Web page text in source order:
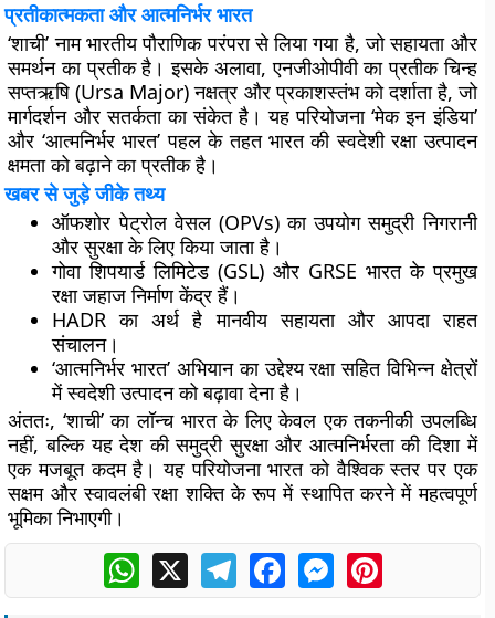
प्रतीकात्मकता और आत्मनिर्भर भारत
‘शाची’ नाम भारतीय पौराणिक परंपरा से लिया गया है, जो सहायता और
समर्थन का प्रतीक है। इसके अलावा, एनजीओपीवी का प्रतीक चिन्ह
सप्तऋषि (Ursa Major) नक्षत्र और प्रकाशस्तंभ को दर्शाता है, जो
मार्गदर्शन और सतर्कता का संकेत है। यह परियोजना ‘मेक इन इंडिया’
और ‘आत्मनिर्भर भारत’ पहल के तहत भारत की स्वदेशी रक्षा उत्पादन
क्षमता को बढ़ाने का प्रतीक है।
खबर से जुड़े जीके तथ्य
ऑफशोर पेट्रोल वेसल (OPVs) का उपयोग समुद्री निगरानी
और सुरक्षा के लिए किया जाता है।
गोवा शिपयार्ड लिमिटेड (GSL) और GRSE भारत के प्रमुख
रक्षा जहाज निर्माण केंद्र हैं।
HADR का अर्थ है मानवीय सहायता और आपदा राहत
संचालन।
‘आत्मनिर्भर भारत’ अभियान का उद्देश्य रक्षा सहित विभिन्न क्षेत्रों
में स्वदेशी उत्पादन को बढ़ावा देना है।
अंततः, ‘शाची’ का लॉन्च भारत के लिए केवल एक तकनीकी उपलब्धि
नहीं, बल्कि यह देश की समुद्री सुरक्षा और आत्मनिर्भरता की दिशा में
एक मजबूत कदम है। यह परियोजना भारत को वैश्विक स्तर पर एक
सक्षम और स्वावलंबी रक्षा शक्ति के रूप में स्थापित करने में महत्वपूर्ण
भूमिका निभाएगी।
WhatsApp
X TelegramFacebookMessengerPinterest